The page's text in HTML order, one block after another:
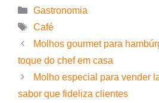
Gastronomia
Café
Molhos gourmet para
toque do chef em casa
Molho especial para vender
sabor que fideliza clientes